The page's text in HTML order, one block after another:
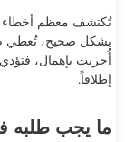
تُكتشف معظم أخطاء
بشكل صحيح، تُعطي
أُجريت بإهمال،
إطلاقاً.
ما يجب طلبه